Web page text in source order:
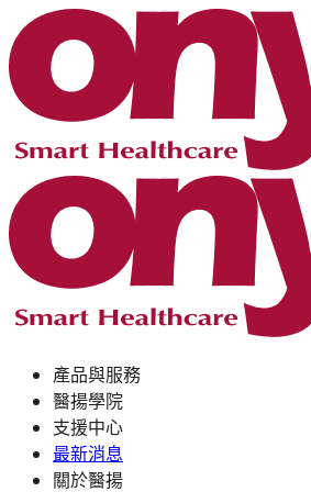
產品與服務
醫揚學院
支援中心
最新消息
關於醫揚